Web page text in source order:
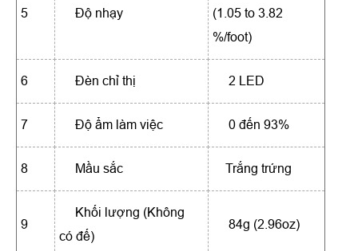
5 Độ nhạy
(1.05 to 3.82
%/foot)
6 Đèn chỉ thị 2 LED
7 Độ ẩm làm việc 0 đến 93%
8 Mầu sắc Trắng trứng
9
Khối lượng (Không
có đế)
84g (2.96oz)